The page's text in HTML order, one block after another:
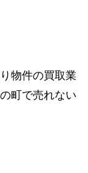
物件の買取業
町で売れない